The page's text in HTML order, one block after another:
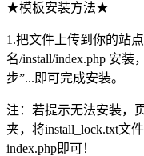
★模板安装方法★
1.把文件上传到你的站
名/install/index.php 安
步”...即可完成安装。
注：若提示无法安装，
夹，将install_lock.txt文
index.php即可！